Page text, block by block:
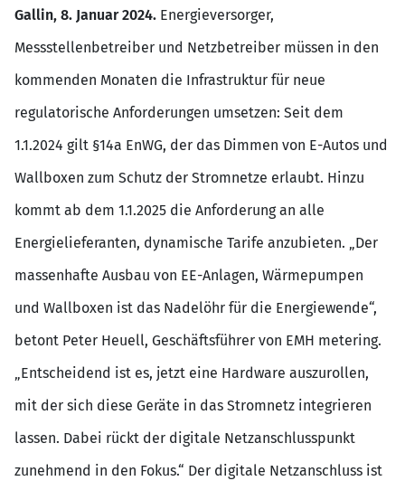
Gallin, 8. Januar 2024. Energieversorger,
Messstellenbetreiber und Netzbetreiber müssen in den
kommenden Monaten die Infrastruktur für neue
regulatorische Anforderungen umsetzen: Seit dem
1.1.2024 gilt §14a EnWG, der das Dimmen von E-Autos und
Wallboxen zum Schutz der Stromnetze erlaubt. Hinzu
kommt ab dem 1.1.2025 die Anforderung an alle
Energielieferanten, dynamische Tarife anzubieten. „Der
massenhafte Ausbau von EE-Anlagen, Wärmepumpen
und Wallboxen ist das Nadelöhr für die Energiewende“,
betont Peter Heuell, Geschäftsführer von EMH metering.
„Entscheidend ist es, jetzt eine Hardware auszurollen,
mit der sich diese Geräte in das Stromnetz integrieren
lassen. Dabei rückt der digitale Netzanschlusspunkt
zunehmend in den Fokus.“ Der digitale Netzanschluss ist